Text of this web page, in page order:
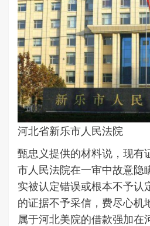
河北省新乐市人民法院
甄忠义提供的材料说，现有
市人民法院在一审中故意隐
实被认定错误或根本不予认
的证据不予采信，费尽心机
属于河北美院的借款强加在